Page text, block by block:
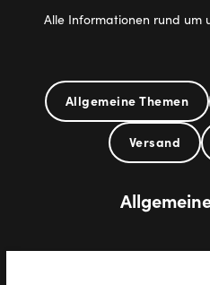
Alle Informationen rund um
Allgemeine Themen
Versand